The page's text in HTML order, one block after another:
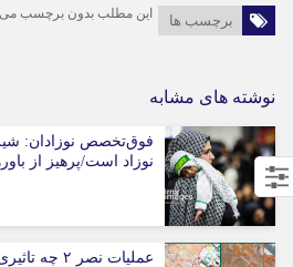
برچسب ها این مطلب بدون برچسب می
نوشته های مشابه
فوق‌تخصص نوزادان: شیر
نوزاد است/پرهیز از
عملیات نصر